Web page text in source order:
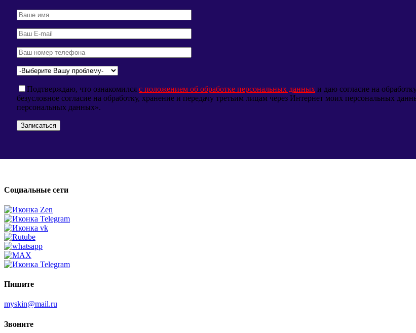
Подтверждаю, что ознакомился с положением об обработке персональных данных и даю согласие на
безусловное согласие на обработку, хранение и передачу третьим лицам через Интернет моих персональных
персональных данных».
Социальные сети
Пишите
myskin@mail.ru
Звоните